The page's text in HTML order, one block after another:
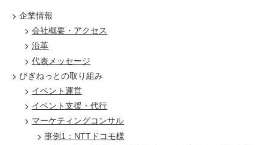
企業情報
会社概要・アクセス
沿革
代表メッセージ
びぎねっとの取り組み
イベント運営
イベント支援・代行
マーケティングコンサル
事例1：NTTドコモ様